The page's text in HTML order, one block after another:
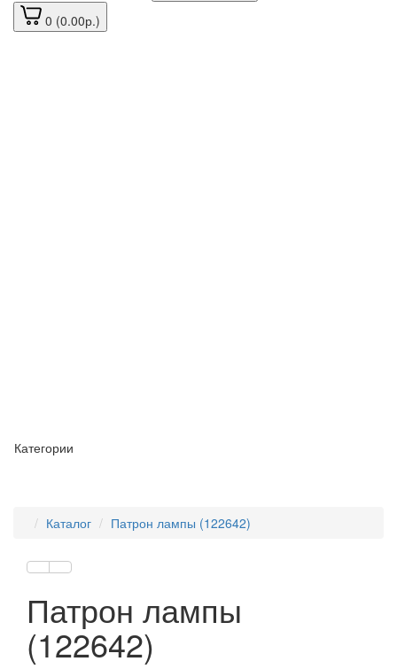
0 (0.00р.)
Категории
Каталог Патрон лампы (122642)
Патрон лампы
(122642)